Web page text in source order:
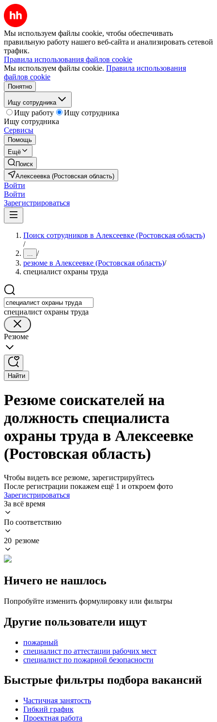
Мы используем файлы cookie, чтобы обеспечивать
правильную работу нашего веб-сайта и анализировать сетевой
трафик.
Правила использования файлов cookie
Мы используем файлы cookie. Правила использования
файлов cookie
Понятно
Ищу сотрудника
Ищу работу
Ищу сотрудника
Ищу сотрудника
Сервисы
Помощь
Ещё
Поиск
Алексеевка (Ростовская область)
Войти
Войти
Зарегистрироваться
Поиск сотрудников в Алексеевке (Ростовская область)
/
... /
резюме в Алексеевке (Ростовская область)/
специалист охраны труда
специалист охраны труда
Резюме
Найти
Резюме соискателей на
должность специалиста
охраны труда в Алексеевке
(Ростовская область)
Чтобы видеть все резюме, зарегистрируйтесь
После регистрации покажем ещё 1 и откроем фото
Зарегистрироваться
За всё время
По соответствию
20 резюме
Ничего не нашлось
Попробуйте изменить формулировку или фильтры
Другие пользователи ищут
пожарный
специалист по аттестации рабочих мест
специалист по пожарной безопасности
Быстрые фильтры подбора вакансий
Частичная занятость
Гибкий график
Проектная работа